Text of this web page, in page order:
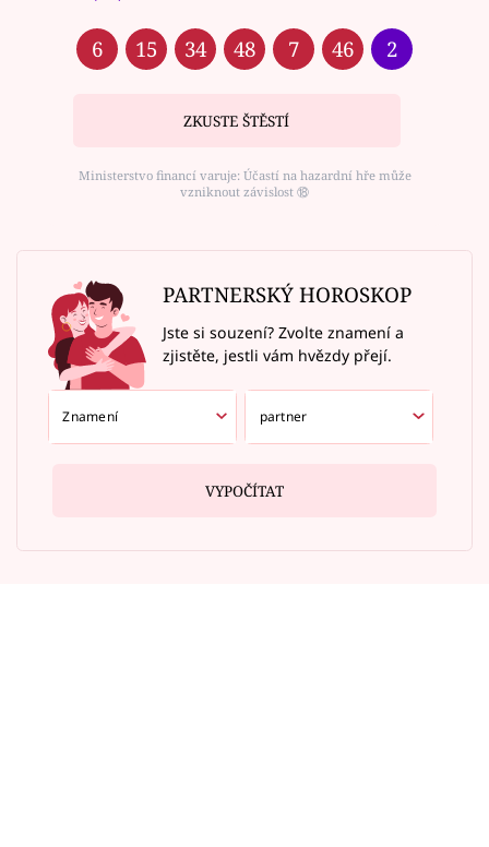
6 15 34 48 7 46 2
ZKUSTE ŠTĚSTÍ
Ministerstvo financí varuje: Účastí na hazardní hře může
vzniknout závislost ⑱
PARTNERSKÝ HOROSKOP
Jste si souzení? Zvolte znamení a
zjistěte, jestli vám hvězdy přejí.
VYPOČÍTAT